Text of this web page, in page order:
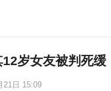
岁女友被判死缓
21日 15:09